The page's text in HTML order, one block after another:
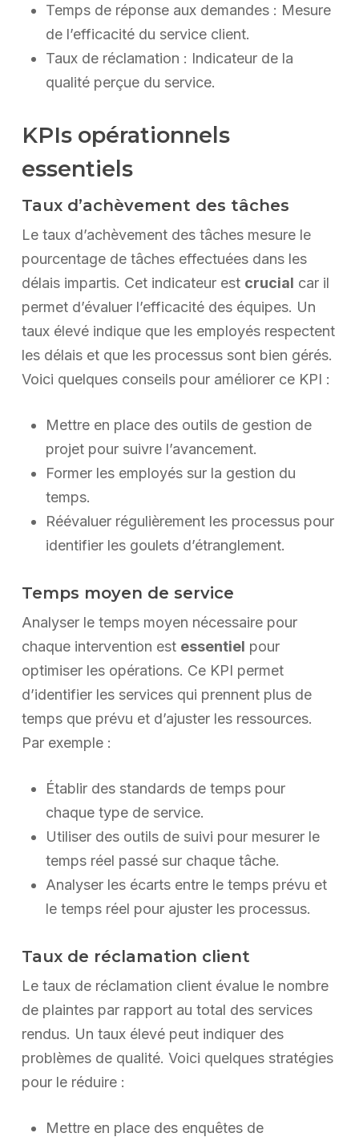
Temps de réponse aux demandes : Mesure
de l’efficacité du service client.
Taux de réclamation : Indicateur de la
qualité perçue du service.
KPIs opérationnels
essentiels
Taux d’achèvement des tâches
Le taux d’achèvement des tâches mesure le
pourcentage de tâches effectuées dans les
délais impartis. Cet indicateur est crucial car il
permet d’évaluer l’efficacité des équipes. Un
taux élevé indique que les employés respectent
les délais et que les processus sont bien gérés.
Voici quelques conseils pour améliorer ce KPI :
Mettre en place des outils de gestion de
projet pour suivre l’avancement.
Former les employés sur la gestion du
temps.
Réévaluer régulièrement les processus pour
identifier les goulets d’étranglement.
Temps moyen de service
Analyser le temps moyen nécessaire pour
chaque intervention est essentiel pour
optimiser les opérations. Ce KPI permet
d’identifier les services qui prennent plus de
temps que prévu et d’ajuster les ressources.
Par exemple :
Établir des standards de temps pour
chaque type de service.
Utiliser des outils de suivi pour mesurer le
temps réel passé sur chaque tâche.
Analyser les écarts entre le temps prévu et
le temps réel pour ajuster les processus.
Taux de réclamation client
Le taux de réclamation client évalue le nombre
de plaintes par rapport au total des services
rendus. Un taux élevé peut indiquer des
problèmes de qualité. Voici quelques stratégies
pour le réduire :
Mettre en place des enquêtes de